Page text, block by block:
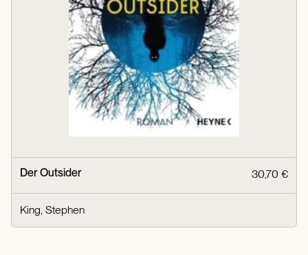
Der Outsider 30,70 €
King, Stephen